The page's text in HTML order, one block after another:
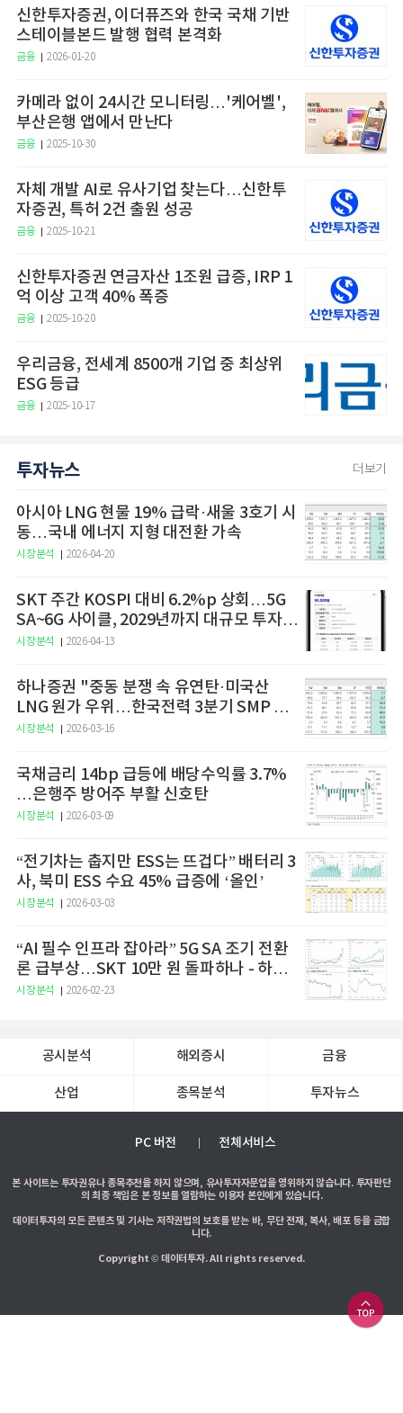
신한투자증권, 이더퓨즈와 한국 국채 기반
스테이블본드 발행 협력 본격화
금융 2026-01-20
카메라 없이 24시간 모니터링…'케어벨',
부산은행 앱에서 만난다
금융 2025-10-30
자체 개발 AI로 유사기업 찾는다…신한투
자증권, 특허 2건 출원 성공
금융 2025-10-21
신한투자증권 연금자산 1조원 급증, IRP 1
억 이상 고객 40% 폭증
금융 2025-10-20
우리금융, 전세계 8500개 기업 중 최상위
ESG 등급
금융 2025-10-17
투자뉴스 더보기
아시아 LNG 현물 19% 급락·새울 3호기 시
동…국내 에너지 지형 대전환 가속
시장분석 2026-04-20
SKT 주간 KOSPI 대비 6.2%p 상회…5G
SA~6G 사이클, 2029년까지 대규모 투자
예고
시장분석 2026-04-13
하나증권 "중동 분쟁 속 유연탄·미국산
LNG 원가 우위…한국전력 3분기 SMP 상
승 전망"
시장분석 2026-03-16
국채금리 14bp 급등에 배당수익률 3.7%
…은행주 방어주 부활 신호탄
시장분석 2026-03-09
“전기차는 춥지만 ESS는 뜨겁다” 배터리 3
사, 북미 ESS 수요 45% 급증에 ‘올인’
시장분석 2026-03-03
“AI 필수 인프라 잡아라” 5G SA 조기 전환
론 급부상…SKT 10만 원 돌파하나 - 하나
증권
시장분석 2026-02-23
공시분석 해외증시 금융
산업 종목분석 투자뉴스
PC 버전 전체서비스
본 사이트는 투자권유나 종목추천을 하지 않으며, 유사투자자문업을 영위하지 않습니다. 투자판단
의 최종 책임은 본 정보를 열람하는 이용자 본인에게 있습니다.
데이터투자의 모든 콘텐츠 및 기사는 저작권법의 보호를 받는 바, 무단 전재, 복사, 배포 등을 금합
니다.
Copyright © 데이터투자. All rights reserved.